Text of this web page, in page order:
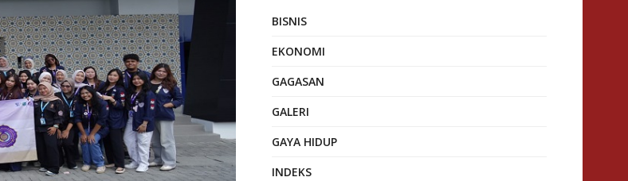
BISNIS
EKONOMI
GAGASAN
GALERI
GAYA HIDUP
INDEKS